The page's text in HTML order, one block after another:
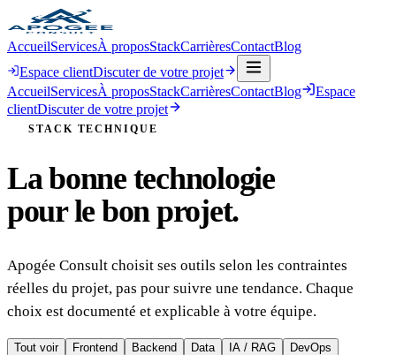
AccueilServicesÀ proposStackCarrièresContactBlog
Espace clientDiscuter de votre projet
AccueilServicesÀ proposStackCarrièresContactBlog
Espace
clientDiscuter de votre projet
STACK TECHNIQUE
La bonne technologie
pour le bon projet.
Apogée Consult choisit ses outils selon les contraintes
réelles du projet, pas pour suivre une tendance. Chaque
choix est documenté et explicable à votre équipe.
Tout voir Frontend Backend Data IA / RAG DevOps